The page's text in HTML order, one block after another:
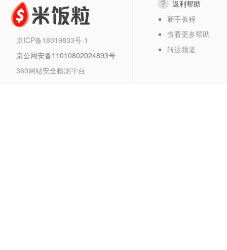
京ICP备18019833号-1
京公网安备11010802024893号
360网站安全检测平台
返利帮助
新手教程
查看更多帮助
转运频道